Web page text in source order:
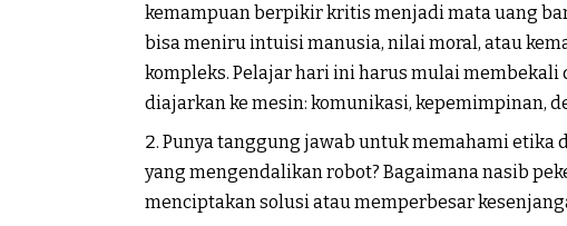
kemampuan berpikir kritis menjadi mata uang
bisa meniru intuisi manusia, nilai moral, atau
kompleks. Pelajar hari ini harus mulai
diajarkan ke mesin: komunikasi, kepemimpinan,
Punya tanggung jawab untuk memahami etika
yang mengendalikan robot? Bagaimana nasib
menciptakan solusi atau memperbesar